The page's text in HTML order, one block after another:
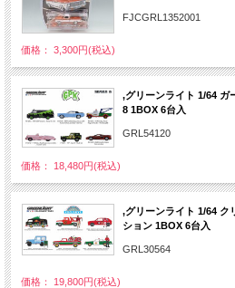
FJCGRL1352001
価格： 3,300円(税込)
,グリーンライト 1/64 ガ
8 1BOX 6台入
GRL54120
価格： 18,480円(税込)
,グリーンライト 1/64 ク
ション 1BOX 6台入
GRL30564
価格： 19,800円(税込)